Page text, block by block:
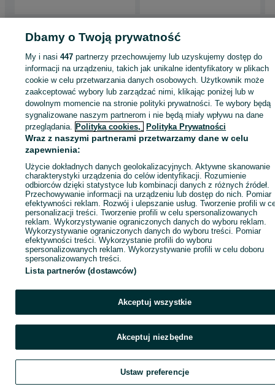
Strona główna Firma i Przemysł Maszyny i urządzenia
Orzesze
Agregaty prądotwórcze - Zgoń
KATEGORIA
985284798 Wyświetlenia:
Zadzwoń / SMS
Dbamy o Twoją prywatność
My i nasi447 partnerzy przechowujemy lub uzyskujemy dostęp do
informacji na urządzeniu, takich jak unikalne identyfikatory w plikach
cookie w celu przetwarzania danych osobowych. Użytkownik może
zaakceptować wybory lub zarządzać nimi, klikając poniżej lub w
dowolnym momencie na stronie polityki prywatności. Te wybory będą
sygnalizowane naszym partnerom i nie będą miały wpływu na dane
przeglądania. Polityka cookies, Polityka Prywatności
Wraz z naszymi partnerami przetwarzamy dane w celu
zapewnienia:
Użycie dokładnych danych geolokalizacyjnych. Aktywne skanowanie
charakterystyki urządzenia do celów identyfikacji. Rozumienie
odbiorców dzięki statystyce lub kombinacji danych z różnych źródeł.
Przechowywanie informacji na urządzeniu lub dostęp do nich. Pomiar
efektywności reklam. Rozwój i ulepszanie usług. Tworzenie profili w
personalizacji treści. Tworzenie profili w celu spersonalizowanych
reklam. Wykorzystywanie ograniczonych danych do wyboru reklam.
Wykorzystywanie ograniczonych danych do wyboru treści. Pomiar
efektywności treści. Wykorzystanie profili do wyboru
spersonalizowanych reklam. Wykorzystywanie profili w celu doboru
spersonalizowanych treści.
Lista partnerów (dostawców)
Akceptuj wszystkie
Akceptuj niezbędne
Ustaw preferencje